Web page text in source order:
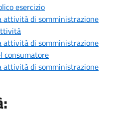
esercizio
attività di somministrazione
attività di somministrazione
consumatore
attività di somministrazione